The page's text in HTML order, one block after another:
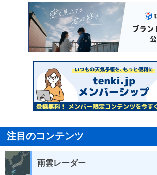
注目のコンテンツ
雨雲レーダー